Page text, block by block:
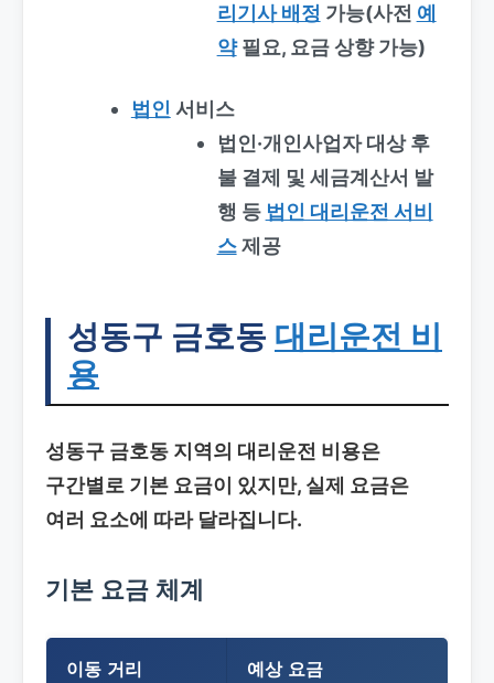
리기사 배정 가능(사전 예
약필요, 요금 상향 가능)
법인 서비스
법인·개인사업자 대상 후
불 결제 및 세금계산서 발
행 등 법인 대리운전 서비
스제공
성동구 금호동 대리운전 비
용
성동구 금호동 지역의 대리운전 비용은
구간별로 기본 요금이 있지만, 실제 요금은
여러 요소에 따라 달라집니다.
기본 요금 체계
이동 거리 예상 요금